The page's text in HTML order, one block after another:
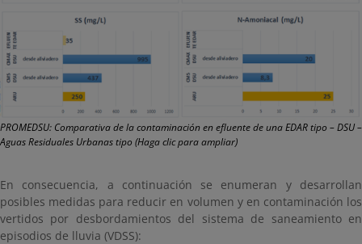
PROMEDSU: Comparativa de la contaminación en efluente de una EDAR tipo – DSU –
Aguas Residuales Urbanas tipo (Haga clic para ampliar)
En consecuencia, a continuación se enumeran y desarrollan
posibles medidas para reducir en volumen y en contaminación los
vertidos por desbordamientos del sistema de saneamiento en
episodios de lluvia (VDSS):